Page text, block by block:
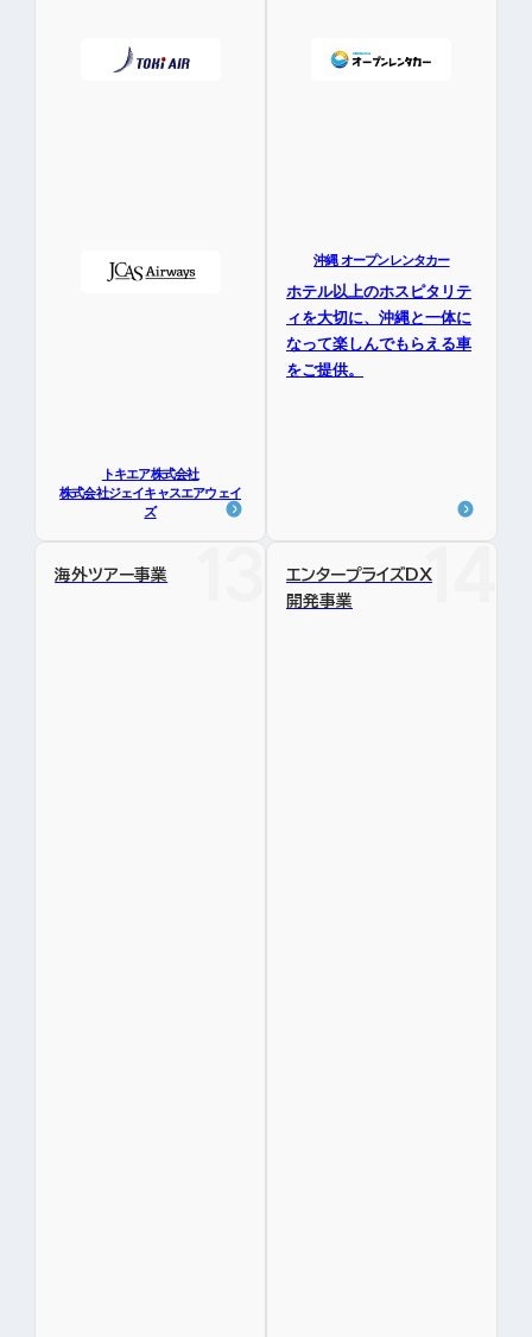
トキエア株式会社
株式会社ジェイキャスエアウェイ
ズ
沖縄 オープンレンタカー
ホテル以上のホスピタリテ
ィを大切に、沖縄と一体に
なって楽しんでもらえる車
をご提供。
海外ツアー事業
エンタープライズDX
開発事業